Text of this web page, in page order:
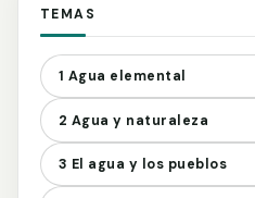
TEMAS
1 Agua elemental
2 Agua y naturaleza
3 El agua y los pueblos